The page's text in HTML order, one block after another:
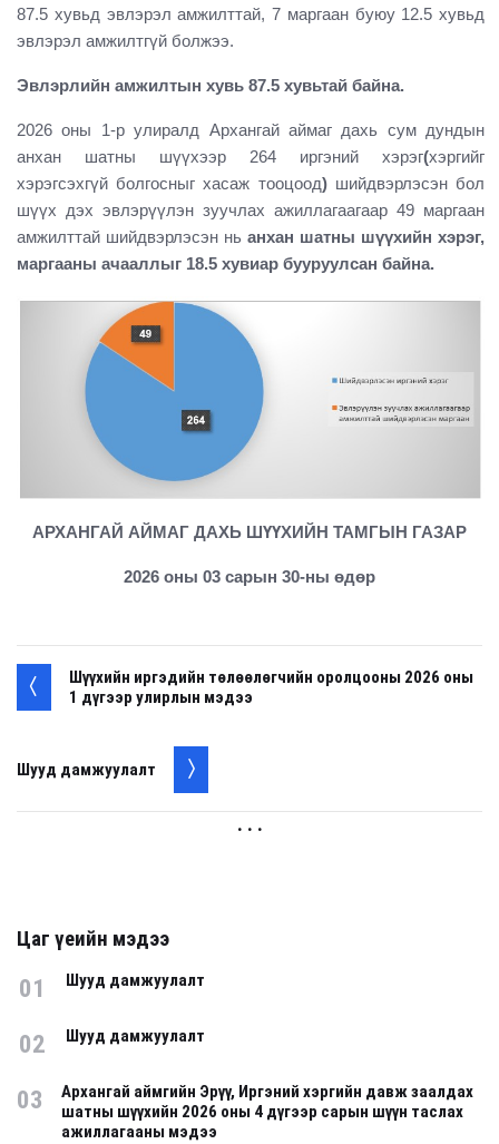
87.5 хувьд эвлэрэл амжилттай, 7 маргаан буюу 12.5 хувьд
эвлэрэл амжилтгүй болжээ.
Эвлэрлийн амжилтын хувь 87.5 хувьтай байна.
2026 оны 1-р улиралд Архангай аймаг дахь сум дундын
анхан шатны шүүхээр 264 иргэний хэрэг(хэргийг
хэрэгсэхгүй болгосныг хасаж тооцоод) шийдвэрлэсэн бол
шүүх дэх эвлэрүүлэн зуучлах ажиллагаагаар 49 маргаан
амжилттай шийдвэрлэсэн нь анхан шатны шүүхийн хэрэг,
маргааны ачааллыг 18.5 хувиар бууруулсан байна.
АРХАНГАЙ АЙМАГ ДАХЬ ШҮҮХИЙН ТАМГЫН ГАЗАР
2026 оны 03 сарын 30-ны өдөр
Шүүхийн иргэдийн төлөөлөгчийн оролцооны 2026 оны
1 дүгээр улирлын мэдээ
Шууд дамжуулалт
. . .
Цаг үеийн мэдээ
01 Шууд дамжуулалт
02 Шууд дамжуулалт
03
Архангай аймгийн Эрүү, Иргэний хэргийн давж заалдах
шатны шүүхийн 2026 оны 4 дүгээр сарын шүүн таслах
ажиллагааны мэдээ